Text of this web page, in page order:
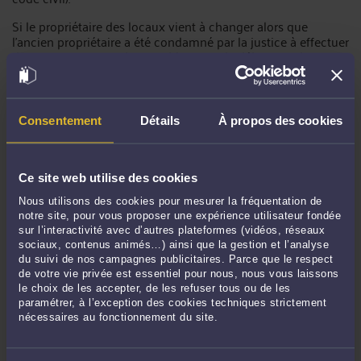
Consentement Détails À propos des cookies
Ce site web utilise des cookies
Nous utilisons des cookies pour mesurer la fréquentation de
notre site, pour vous proposer une expérience utilisateur fondée
sur l’interactivité avec d’autres plateformes (vidéos, réseaux
sociaux, contenus animés…) ainsi que la gestion et l’analyse
du suivi de nos campagnes publicitaires. Parce que le respect
de votre vie privée est essentiel pour nous, nous vous laissons
le choix de les accepter, de les refuser tous ou de les
paramétrer, à l’exception des cookies techniques strictement
nécessaires au fonctionnement du site.
Si le propriétaire des locaux vient à changer alors que
l’ancien propriétaire a été condamné par la justice à effectuer
des travaux au titre de son obligation de délivrance, le
nouveau propriétaire doit aussi exécuter cette obligation.
Il en est de même lorsqu’une vente aux enchères d’un
immeuble est réalisée avec un cahier des charges annexant
un jugement de condamnation du bailleur à réaliser des
travaux (Ccass. 3e civ. 21 février 2019, n° 18-11.553). Dans ce
nouveau bailleur à réaliser les travaux.
Avant d’acheter un commerce avec un bail en cours,
l’acheteur devra être vigilant quant au montant des travaux à
réaliser à la charge du bailleur. Il devra s’en enquérir auprès
du cédant car le propriétaire des murs peut obtenir la
résiliation du bail si, au cours de ce dernier, le montant des
travaux à réaliser par lui dépasse la valeur des murs loués
(articles 1722 et 1741 du code civil). Cette valeur s’apprécie en
fonction de celle actuelle des murs loués, mais également et
notamment des revenus procurés par les murs (c’est-à-dire le
montant des loyers). Dans ce cas, le bailleur pourra obtenir la